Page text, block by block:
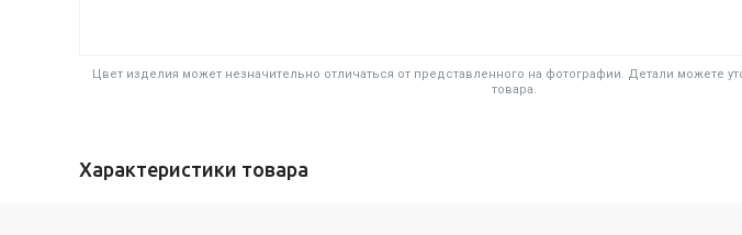
Цвет изделия может незначительно отличаться от представленного на фотографии. Детали можете
товара.
Характеристики товара